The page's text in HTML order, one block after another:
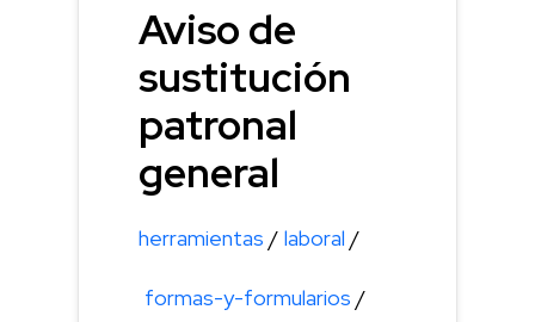
Aviso de
sustitución
patronal
general
herramientas / laboral /
formas-y-formularios /